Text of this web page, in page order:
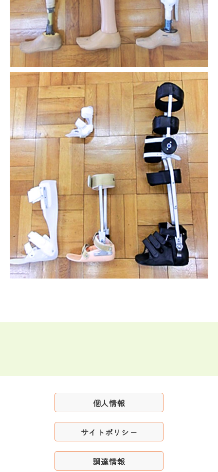
個人情報
サイトポリシー
調達情報